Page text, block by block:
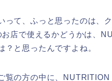
って、ふっと思ったのは、
店で使えるかどうかは、
？と思ったんですよね。
覧の方の中に、